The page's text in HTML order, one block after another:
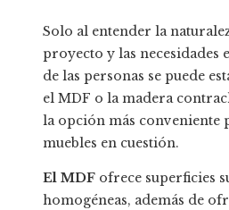
Solo al entender la
proyecto y las necesidades
de las personas se puede
el MDF o la madera
la opción más conveniente
muebles en cuestión.
El MDF ofrece superficies
homogéneas, además de